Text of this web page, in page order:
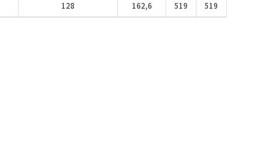
128 162,6 519 519